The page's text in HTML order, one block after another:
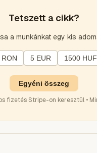
Tetszett a cikk?
a munkánkat egy kis
RON 5 EUR 1500 HUF
Egyéni összeg
fizetés Stripe-on keresztül •